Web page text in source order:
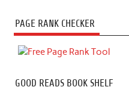
PAGE RANK CHECKER
GOOD READS BOOK SHELF